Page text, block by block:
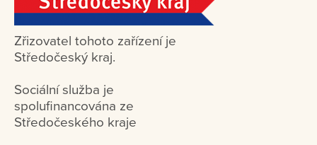
Zřizovatel tohoto zařízení je
Středočeský kraj.
Sociální služba je
spolufinancována ze
Středočeského kraje